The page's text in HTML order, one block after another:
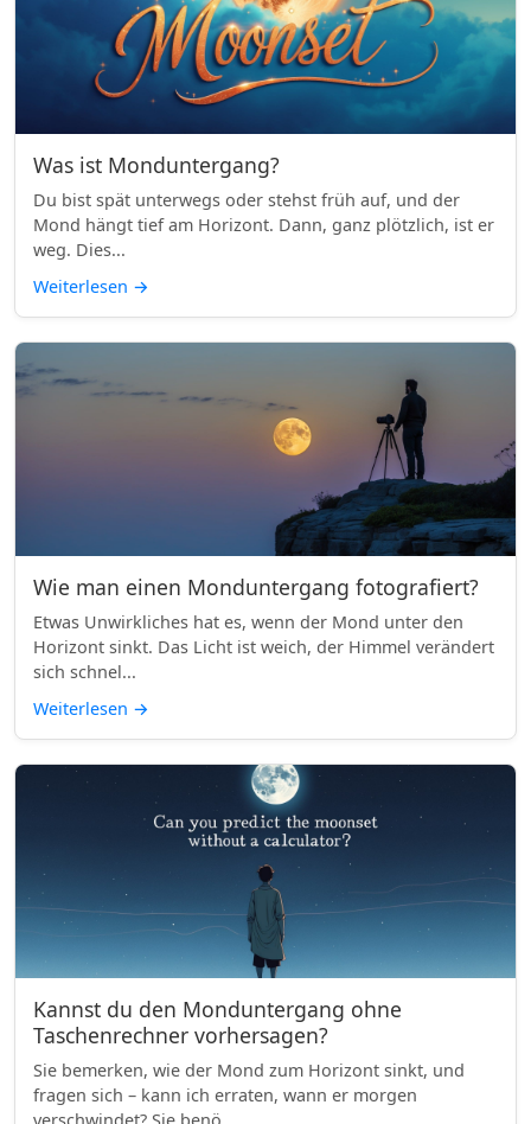
Was ist Monduntergang?
Du bist spät unterwegs oder stehst früh auf, und der
Mond hängt tief am Horizont. Dann, ganz plötzlich, ist er
weg. Dies...
Weiterlesen →
Wie man einen Monduntergang fotografiert?
Etwas Unwirkliches hat es, wenn der Mond unter den
Horizont sinkt. Das Licht ist weich, der Himmel verändert
sich schnel...
Weiterlesen →
Kannst du den Monduntergang ohne
Taschenrechner vorhersagen?
Sie bemerken, wie der Mond zum Horizont sinkt, und
fragen sich – kann ich erraten, wann er morgen